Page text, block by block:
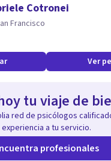
Cotronei
Francisco
Ver
tu viaje de
red de psicólogos
experiencia a tu servicio.
profesionales